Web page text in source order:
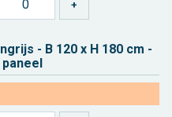
- B 120 x H 180 cm -